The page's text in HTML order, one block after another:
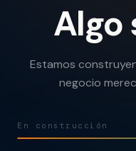
Algo
Estamos
negocio
En construcción